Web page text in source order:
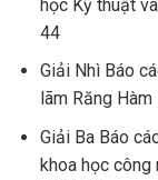
học Kỹ thuật
44
Giải Nhì Báo
lãm Răng
Giải Ba Báo
khoa học